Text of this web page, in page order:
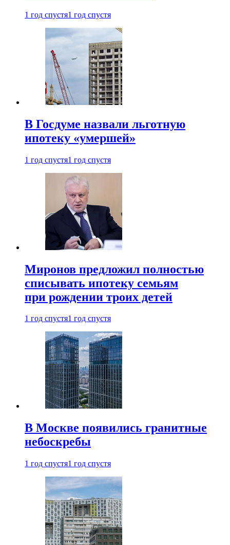
1 год спустя1 год спустя
В Госдуме назвали льготную
ипотеку «умершей»
1 год спустя1 год спустя
Миронов предложил полностью
списывать ипотеку семьям
при рождении троих детей
1 год спустя1 год спустя
В Москве появились гранитные
небоскребы
1 год спустя1 год спустя